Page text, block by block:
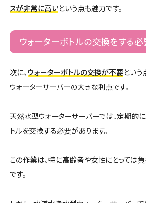
スが非常に高いという点も魅力です。
ウォーターボトルの交換をする
次に、 ウォーターボトルの交換が不要という
ウォーターサーバーの大きな利点です。
天然水型ウォーターサーバーでは、定期的
トルを交換する必要があります。
この作業は、特に高齢者や女性にとっては
です。